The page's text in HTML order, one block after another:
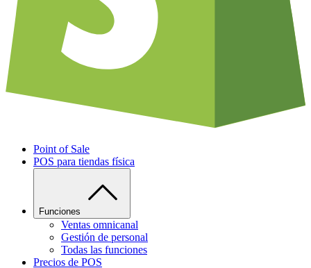
Point of Sale
POS para tiendas física
Funciones
Ventas omnicanal
Gestión de personal
Todas las funciones
Precios de POS